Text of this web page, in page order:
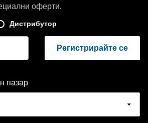
оферти.
Дистрибутор
Регистрирайте се
пазар